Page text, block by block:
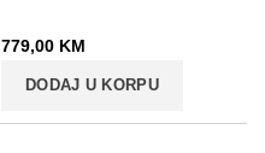
779,00 KM
DODAJ U KORPU